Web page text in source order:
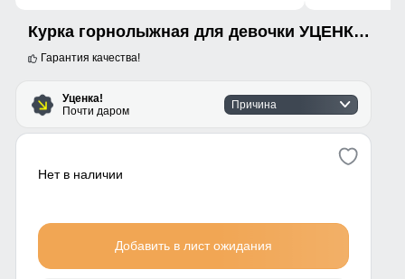
Курка горнолыжная для девочки УЦЕНКА розового цвета 0726R
Гарантия качества!
Уценка!
Почти даром
Причина
Нет в наличии
Добавить в лист ожидания